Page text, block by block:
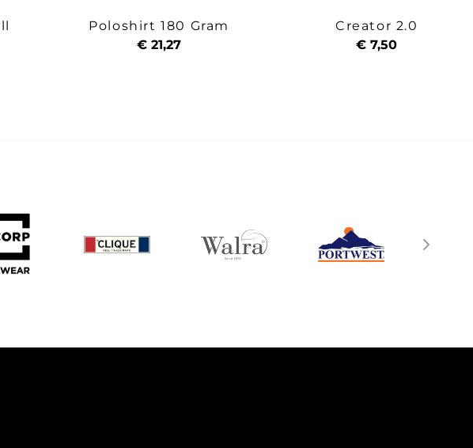
Poloshirt 180 Gram
€ 21,27
Creator 2.0
€ 7,50